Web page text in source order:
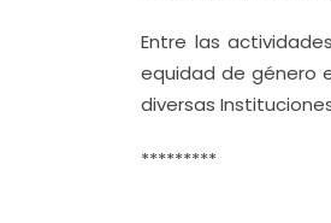
Entre las
equidad de género
diversas
*********